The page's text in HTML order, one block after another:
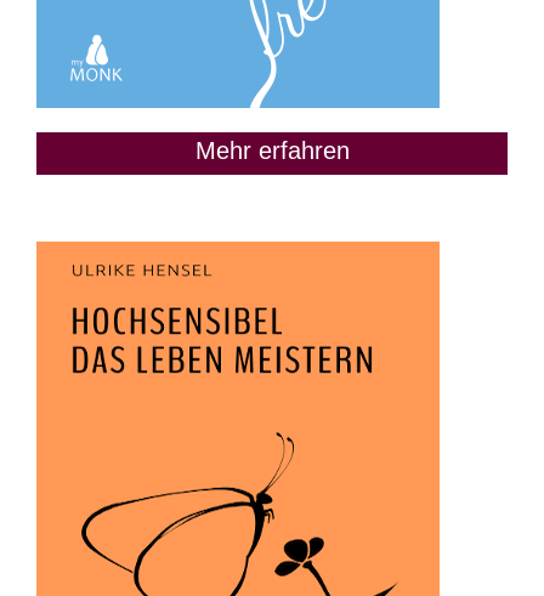
Mehr erfahren